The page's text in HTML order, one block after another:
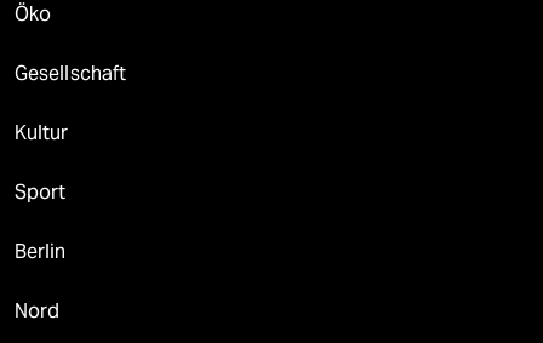
Öko
Gesellschaft
Kultur
Sport
Berlin
Nord